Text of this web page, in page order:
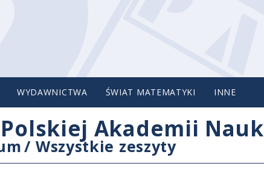
WYDAWNICTWA ŚWIAT MATEMATYKI INNE
Akademii Nauk
/ Wszystkie zeszyty